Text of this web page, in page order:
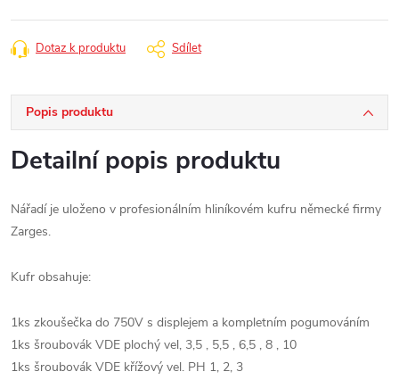
Dotaz k produktu Sdílet
Popis produktu
Detailní popis produktu
Nářadí je uloženo v profesionálním hliníkovém kufru německé firmy
Zarges.
Kufr obsahuje:
1ks zkoušečka do 750V s displejem a kompletním pogumováním
1ks šroubovák VDE plochý vel, 3,5 , 5,5 , 6,5 , 8 , 10
1ks šroubovák VDE křížový vel. PH 1, 2, 3